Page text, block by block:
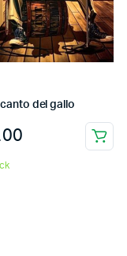
canto del gallo